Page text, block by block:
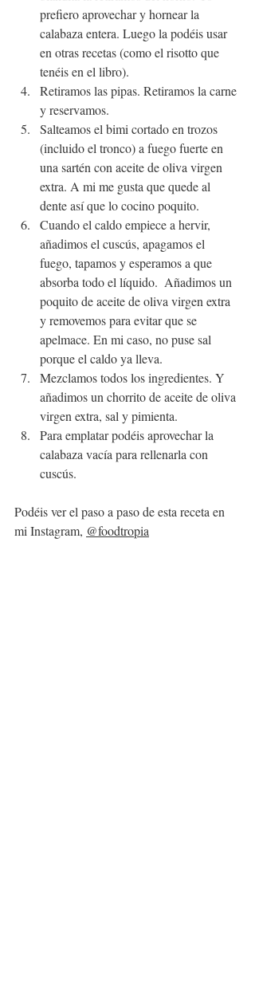
prefiero aprovechar y hornear la
calabaza entera. Luego la podéis usar
en otras recetas (como el risotto que
tenéis en el libro).
Retiramos las pipas. Retiramos la carne
y reservamos.
Salteamos el bimi cortado en trozos
(incluido el tronco) a fuego fuerte en
una sartén con aceite de oliva virgen
extra. A mi me gusta que quede al
dente así que lo cocino poquito.
Cuando el caldo empiece a hervir,
añadimos el cuscús, apagamos el
fuego, tapamos y esperamos a que
absorba todo el líquido.  Añadimos un
poquito de aceite de oliva virgen extra
y removemos para evitar que se
apelmace. En mi caso, no puse sal
porque el caldo ya lleva.
Mezclamos todos los ingredientes. Y
añadimos un chorrito de aceite de oliva
virgen extra, sal y pimienta.
Para emplatar podéis aprovechar la
calabaza vacía para rellenarla con
cuscús.
Podéis ver el paso a paso de esta receta en
mi Instagram, @foodtropia